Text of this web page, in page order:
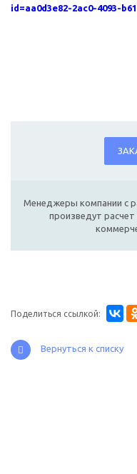
id=aa0d3e82-2ac0-4093-
Менеджеры компании с
произведут расчет
Поделиться ссылкой:
Вернуться к списку